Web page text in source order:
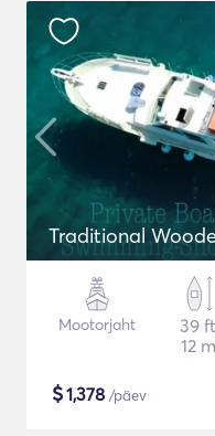
Traditional
Mootorjaht
39 ft
12 m
$1,378 /päev